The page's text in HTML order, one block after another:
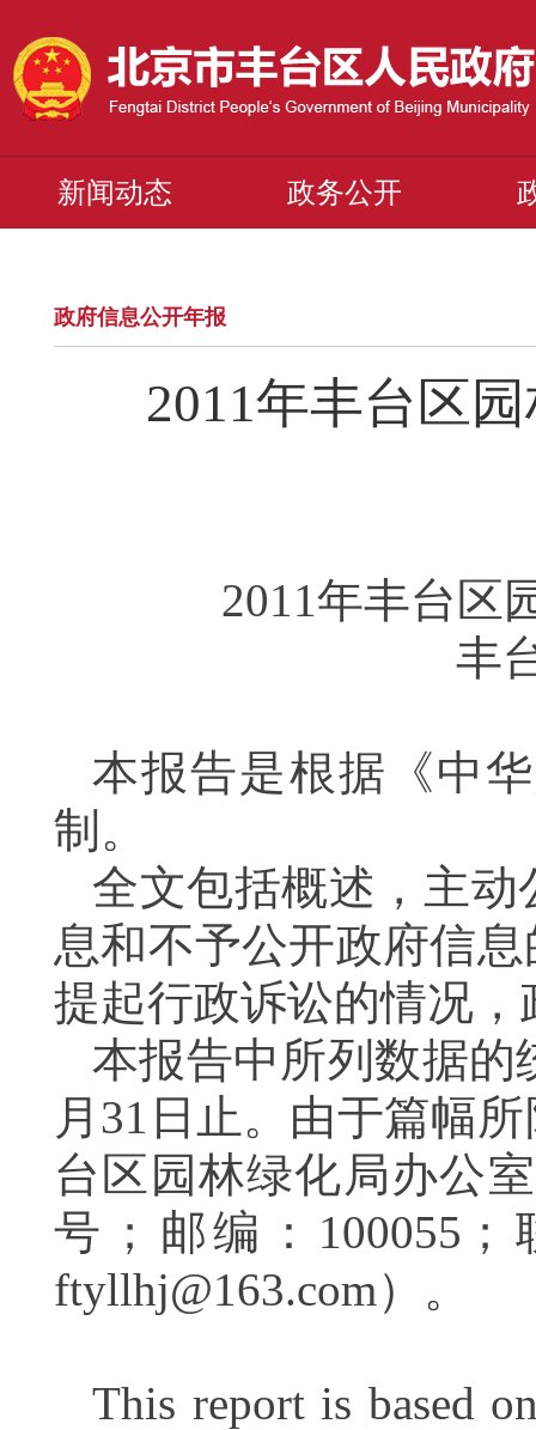
新闻动态 政务公开
政府信息公开年报
2011年丰台区
2011年丰台区
丰
本报告是根据《中
制。
全文包括概述，主
息和不予公开政府信
提起行政诉讼的情况
本报告中所列数据的
月 31 日止。 由于篇幅
台区园林绿化局办公
号；邮编： 100055 ；
ftyllhj@163.com）。
This report is based